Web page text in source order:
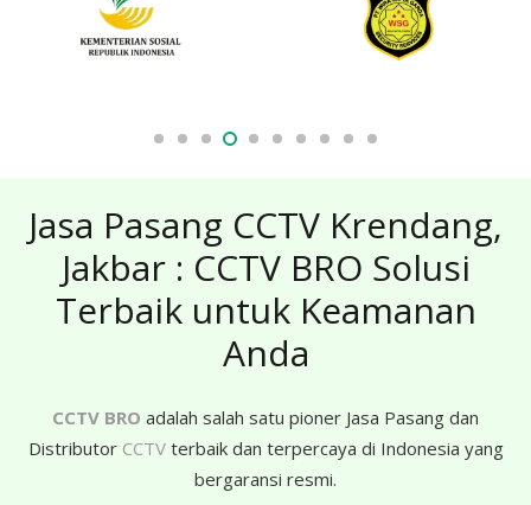
Jasa Pasang CCTV Krendang,
Jakbar : CCTV BRO Solusi
Terbaik untuk Keamanan
Anda
CCTV BRO adalah salah satu pioner Jasa Pasang dan
Distributor CCTVterbaik dan terpercaya di Indonesia yang
bergaransi resmi.